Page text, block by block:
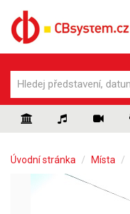
Úvodní stránka Místa